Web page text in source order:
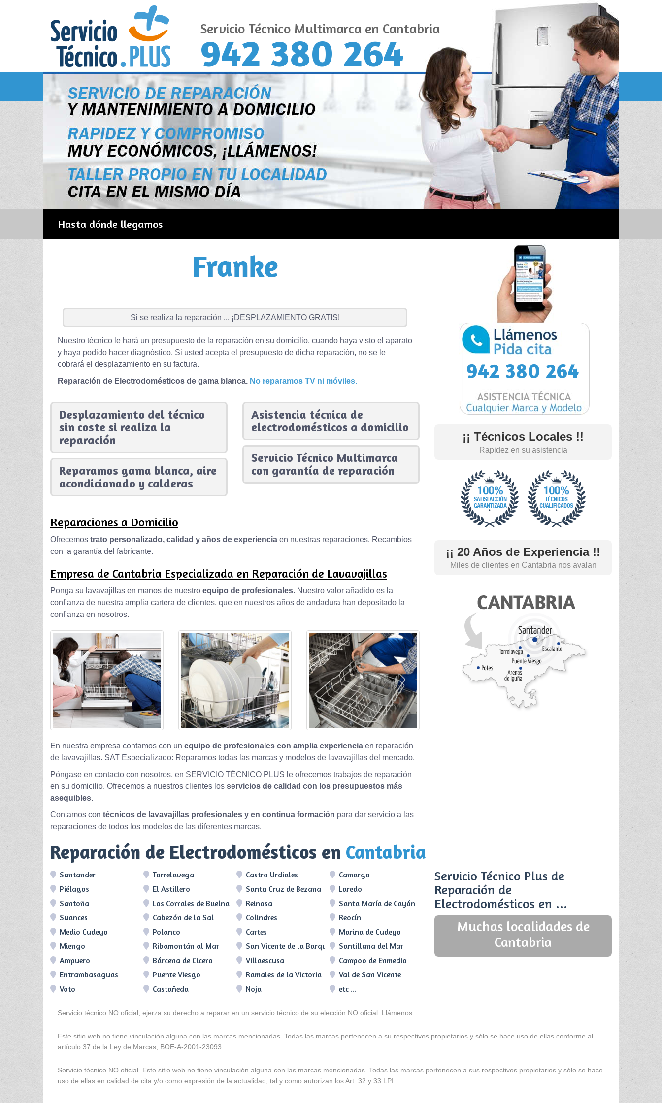
Servicio Técnico Multimarca en Cantabria
942 380 264
Hasta dónde llegamos
Si se realiza la reparación ... ¡DESPLAZAMIENTO GRATIS!
Nuestro técnico le hará un presupuesto de la reparación en su domicilio, cuando haya visto el aparato
y haya podido hacer diagnóstico. Si usted acepta el presupuesto de dicha reparación, no se le
cobrará el desplazamiento en su factura.
Reparación de Electrodomésticos de gama blanca. No reparamos TV ni móviles.
Desplazamiento del técnico
sin coste si realiza la
reparación
Reparamos gama blanca, aire
acondicionado y calderas
Asistencia técnica de
electrodomésticos a domicilio
Servicio Técnico Multimarca
con garantía de reparación
Reparaciones a Domicilio
Ofrecemos trato personalizado, calidad y años de experiencia en nuestras reparaciones. Recambios
con la garantía del fabricante.
Empresa de Cantabria Especializada en Reparación de Lavavajillas
Ponga su lavavajillas en manos de nuestro equipo de profesionales. Nuestro valor añadido es la
confianza de nuestra amplia cartera de clientes, que en nuestros años de andadura han depositado la
confianza en nosotros.
En nuestra empresa contamos con un equipo de profesionales con amplia experiencia en reparación
de lavavajillas. SAT Especializado: Reparamos todas las marcas y modelos de lavavajillas del mercado.
Póngase en contacto con nosotros, en SERVICIO TÉCNICO PLUS le ofrecemos trabajos de reparación
en su domicilio. Ofrecemos a nuestros clientes los servicios de calidad con los presupuestos más
asequibles.
Contamos con técnicos de lavavajillas profesionales y en continua formación para dar servicio a las
reparaciones de todos los modelos de las diferentes marcas.
942 380 264
¡¡ Técnicos Locales !!
Rapidez en su asistencia
¡¡ 20 Años de Experiencia !!
Miles de clientes en Cantabria nos avalan
Reparación de Electrodomésticos en Cantabria
Santander Torrelavega Castro Urdiales
Camargo
Piélagos
El Astillero Santa Cruz de Bezana
Laredo
Santoña
Los Corrales de Buelna Reinosa
Santa María de Cayón
Suances
Cabezón de la Sal Colindres
Reocín
Medio Cudeyo
Polanco Cartes
Marina de Cudeyo
Miengo
Ribamontán al Mar San Vicente de la Barquera Santillana del Mar
Ampuero
Bárcena de Cicero Villaescusa
Campoo de Enmedio
Entrambasaguas
Puente Viesgo Ramales de la Victoria
Val de San Vicente
Voto
Castañeda Noja etc ...
Servicio Técnico Plus de
Reparación de
Electrodomésticos en ...
Muchas localidades de
Cantabria
Servicio técnico NO oficial, ejerza su derecho a reparar en un servicio técnico de su elección NO oficial. Llámenos
Este sitio web no tiene vinculación alguna con las marcas mencionadas. Todas las marcas pertenecen a su respectivos propietarios y sólo se hace uso de ellas conforme al
artículo 37 de la Ley de Marcas, BOE-A-2001-23093
Servicio técnico NO oficial. Este sitio web no tiene vinculación alguna con las marcas mencionadas. Todas las marcas pertenecen a sus respectivos propietarios y sólo se hace
uso de ellas en calidad de cita y/o como expresión de la actualidad, tal y como autorizan los Art. 32 y 33 LPI.